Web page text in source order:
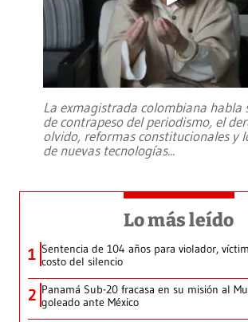
La exmagistrada colombiana habla
de contrapeso del periodismo, el
olvido, reformas constitucionales y
de nuevas tecnologías...
Lo más leído
1 Sentencia de 104 años para violador,
costo del silencio
2 Panamá Sub-20 fracasa en su misión al
goleado ante México